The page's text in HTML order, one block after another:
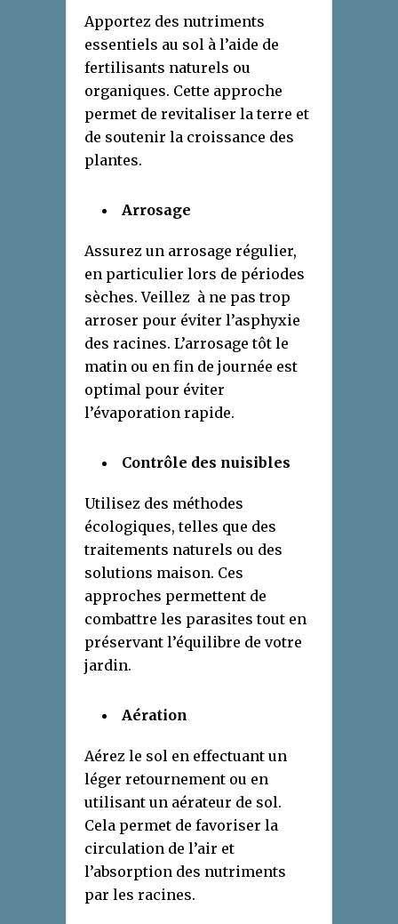
Apportez des nutriments
essentiels au sol à l’aide de
fertilisants naturels ou
organiques. Cette approche
permet de revitaliser la terre et
de soutenir la croissance des
plantes.
Arrosage
Assurez un arrosage régulier,
en particulier lors de périodes
sèches. Veillez à ne pas trop
arroser pour éviter l’asphyxie
des racines. L’arrosage tôt le
matin ou en fin de journée est
optimal pour éviter
l’évaporation rapide.
Contrôle des nuisibles
Utilisez des méthodes
écologiques, telles que des
traitements naturels ou des
solutions maison. Ces
approches permettent de
combattre les parasites tout en
préservant l’équilibre de votre
jardin.
Aération
Aérez le sol en effectuant un
léger retournement ou en
utilisant un aérateur de sol.
Cela permet de favoriser la
circulation de l’air et
l’absorption des nutriments
par les racines.